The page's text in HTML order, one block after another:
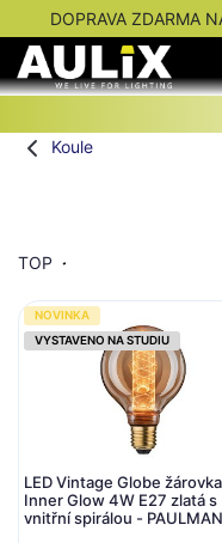
DOPRAVA ZDARMA
Koule
TOP
NOVINKA
VYSTAVENO NA STUDIU
LED Vintage Globe
Inner Glow 4W E27 zlatá s
vnitřní spirálou -